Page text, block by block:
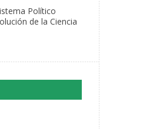
Político
de la Ciencia